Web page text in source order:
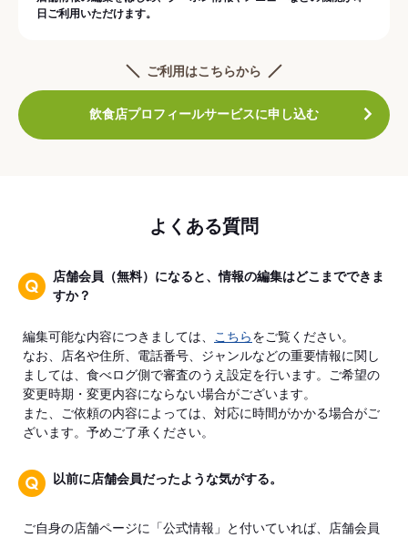
日ご利用いただけます。
ご利用はこちらから
飲食店プロフィールサービスに申し込む
よくある質問
店舗会員（無料）になると、情報の編集はどこまでできま
すか？
編集可能な内容につきましては、 こちらをご覧ください。
なお、店名や住所、電話番号、ジャンルなどの重要情報に関し
ましては、食べログ側で審査のうえ設定を行います。ご希望の
変更時期・変更内容にならない場合がございます。
また、ご依頼の内容によっては、対応に時間がかかる場合がご
ざいます。予めご了承ください。
以前に店舗会員だったような気がする。
ご自身の店舗ページに「公式情報」と付いていれば、店舗会員